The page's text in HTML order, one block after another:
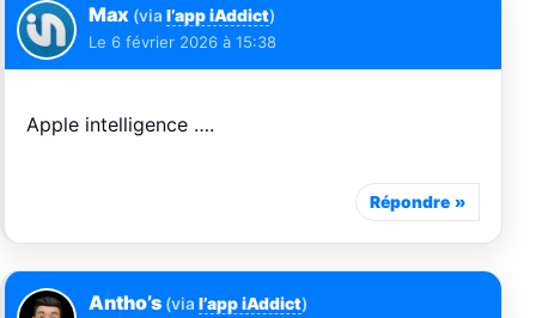
Max (via l’app iAddict)
Le 6 février 2026 à 15:38
Apple intelligence ….
Répondre
Antho’s (via l’app iAddict)